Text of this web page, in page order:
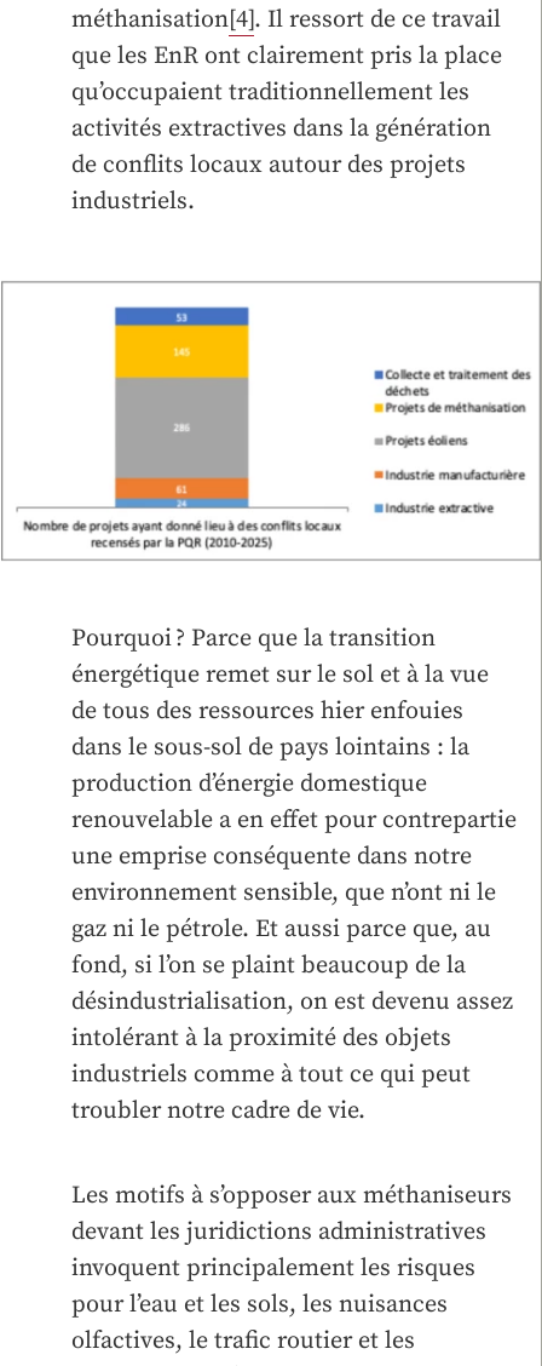
méthanisation[4]. Il ressort de ce travail
que les EnR ont clairement pris la place
qu’occupaient traditionnellement les
activités extractives dans la génération
de conflits locaux autour des projets
industriels.
Pourquoi ? Parce que la transition
énergétique remet sur le sol et à la vue
de tous des ressources hier enfouies
dans le sous-sol de pays lointains : la
production d’énergie domestique
renouvelable a en effet pour contrepartie
une emprise conséquente dans notre
environnement sensible, que n’ont ni le
gaz ni le pétrole. Et aussi parce que, au
fond, si l’on se plaint beaucoup de la
désindustrialisation, on est devenu assez
intolérant à la proximité des objets
industriels comme à tout ce qui peut
troubler notre cadre de vie.
Les motifs à s’opposer aux méthaniseurs
devant les juridictions administratives
invoquent principalement les risques
pour l’eau et les sols, les nuisances
olfactives, le trafic routier et les